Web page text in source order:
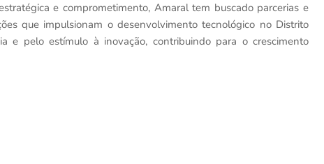
e comprometimento, Amaral tem buscado parcerias e
que impulsionam o desenvolvimento tecnológico no Distrito
e pelo estímulo à inovação, contribuindo para o crescimento